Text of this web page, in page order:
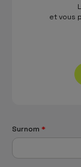
et vous
Surnom *